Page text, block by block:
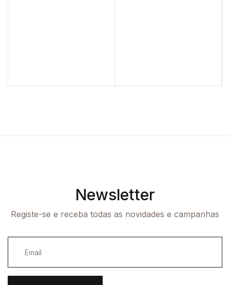
Newsletter
Registe-se e receba todas as novidades e campanhas